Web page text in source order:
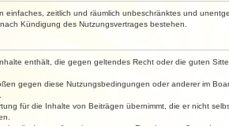
einfaches, zeitlich und räumlich unbeschränktes und
Kündigung des Nutzungsvertrages bestehen.
enthält, die gegen geltendes Recht oder die guten
gegen diese Nutzungsbedingungen oder anderer im
für die Inhalte von Beiträgen übernimmt, die er nicht